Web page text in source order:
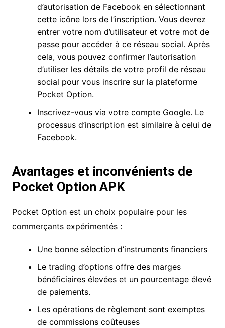
d’autorisation de Facebook en sélectionnant
cette icône lors de l’inscription. Vous devrez
entrer votre nom d’utilisateur et votre mot de
passe pour accéder à ce réseau social. Après
cela, vous pouvez confirmer l’autorisation
d’utiliser les détails de votre profil de réseau
social pour vous inscrire sur la plateforme
Pocket Option.
Inscrivez-vous via votre compte Google. Le
processus d’inscription est similaire à celui de
Facebook.
Avantages et inconvénients de
Pocket Option APK
Pocket Option est un choix populaire pour les
commerçants expérimentés :
Une bonne sélection d’instruments financiers
Le trading d’options offre des marges
bénéficiaires élevées et un pourcentage élevé
de paiements.
Les opérations de règlement sont exemptes
de commissions coûteuses